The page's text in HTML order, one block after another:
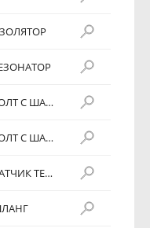
БОЛТ С ШАЙБОЙ
БОЛТ С ШАЙБОЙ
ДАТЧИК ТЕМПЕРАТУРНЫЙ